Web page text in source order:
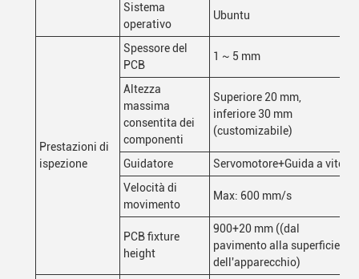
Sistema
operativo
Ubuntu
Prestazioni di
ispezione
Spessore del
PCB
1 ~ 5 mm
Altezza
massima
consentita dei
componenti
Superiore 20 mm,
inferiore 30 mm
(customizabile)
Guidatore
Servomotore+Guida a vite
Velocità di
movimento
Max: 600 mm/s
PCB fixture
height
900+20 mm ((dal
pavimento alla superficie
dell'apparecchio)